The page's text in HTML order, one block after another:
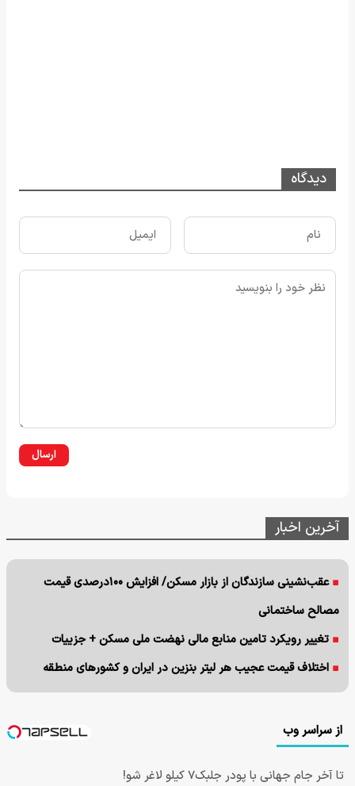
دیدگاه
ارسال
آخرین اخبار
عقب‌نشینی سازندگان از بازار مسکن/ افزایش ۱۰۰درصدی قیمت
مصالح ساختمانی
تغییر رویکرد تامین منابع مالی نهضت ملی مسکن + جزییات
اختلاف قیمت عجیب هر لیتر بنزین در ایران و کشورهای منطقه
از سراسر وب
تا آخر جام جهانی با پودر جلبک7 کیلو لاغر شو!